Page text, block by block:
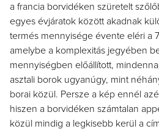
a francia borvidéken szüretelt
egyes évjáratok között akadnak
termés mennyisége évente eléri a
amelybe a komplexitás jegyében
mennyiségben előállított,
asztali borok ugyanúgy, mint
borai közül. Persze a kép ennél
hiszen a borvidéken számtalan
közül mindig a legkisebb kerül a